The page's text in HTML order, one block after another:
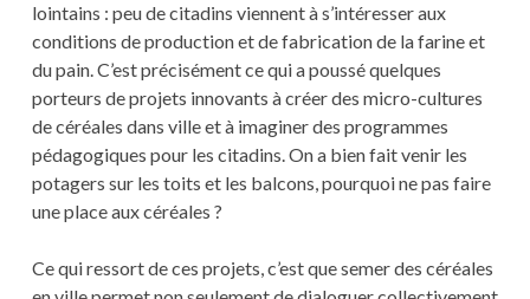
lointains : peu de citadins viennent à s’intéresser aux
conditions de production et de fabrication de la farine et
du pain. C’est précisément ce qui a poussé quelques
porteurs de projets innovants à créer des micro-cultures
de céréales dans ville et à imaginer des programmes
pédagogiques pour les citadins. On a bien fait venir les
potagers sur les toits et les balcons, pourquoi ne pas faire
une place aux céréales ?
Ce qui ressort de ces projets, c’est que semer des céréales